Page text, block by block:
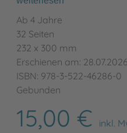
Ab 4 Jahre
32 Seiten
232 x 300 mm
Erschienen am: 28.07.2026
ISBN: 978-3-522-46286-0
Gebunden
15,00 €
inkl.